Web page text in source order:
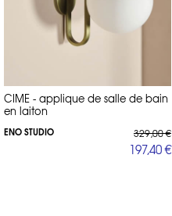
CIME - applique de salle de bain
en laiton
ENO STUDIO 329,00 €
197,40 €